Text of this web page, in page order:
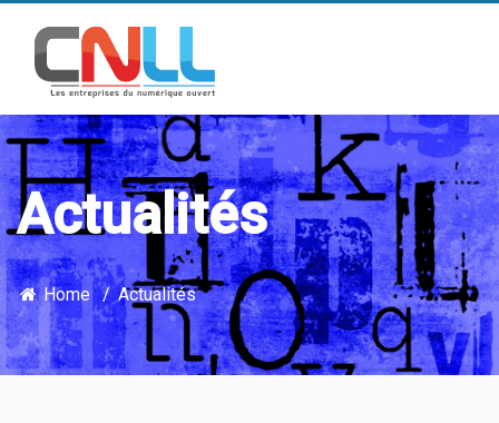
Actualités
Home Actualités